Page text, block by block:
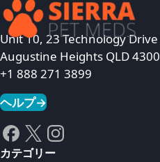
Unit 10, 23 Technology Drive
Augustine Heights QLD 4300
+1 888 271 3899
ヘルプ→
カテゴリー